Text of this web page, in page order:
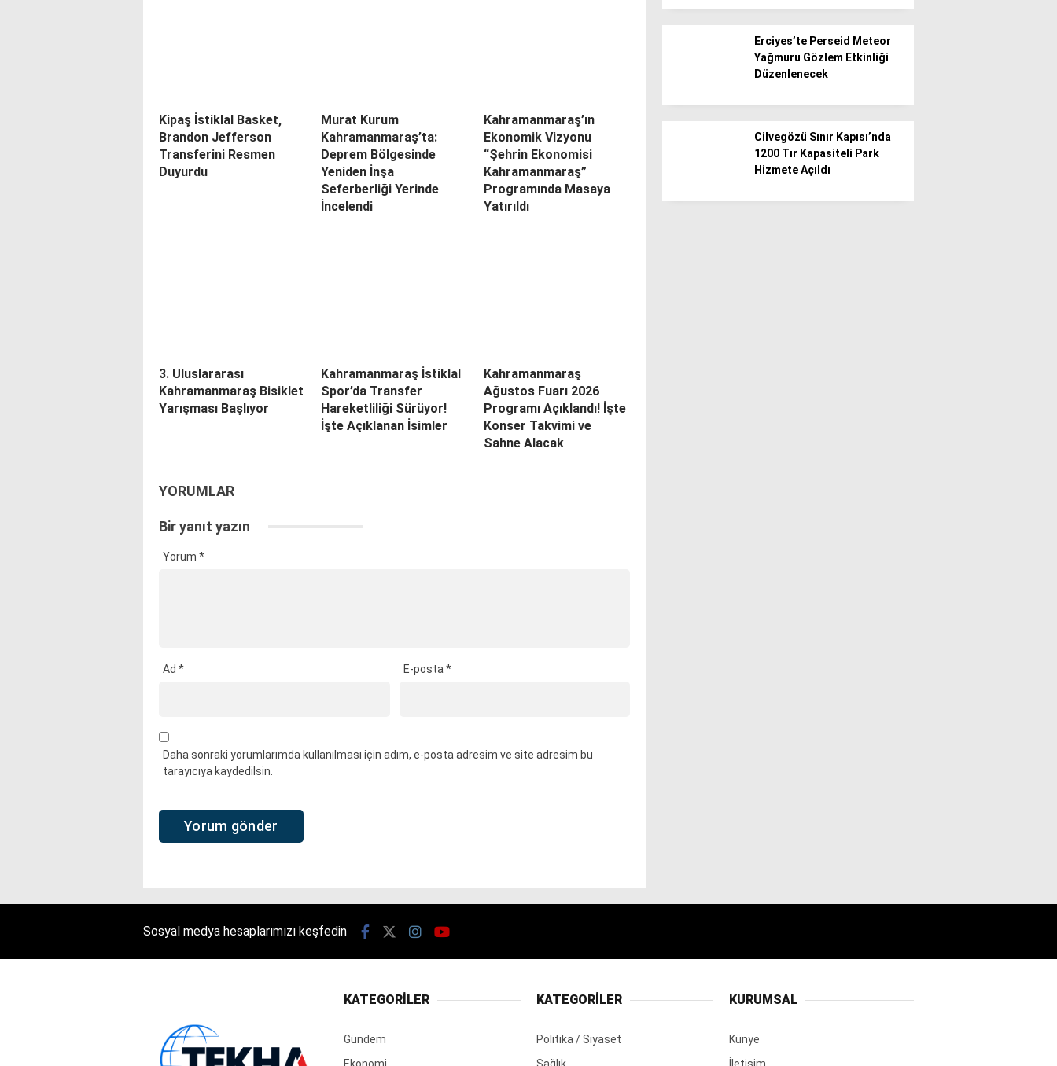
Kipaş İstiklal Basket,
Brandon Jefferson
Transferini Resmen
Duyurdu
Murat Kurum
Kahramanmaraş’ta:
Deprem Bölgesinde
Yeniden İnşa
Seferberliği Yerinde
İncelendi
Kahramanmaraş’ın
Ekonomik Vizyonu
“Şehrin Ekonomisi
Kahramanmaraş”
Programında Masaya
Yatırıldı
3. Uluslararası
Kahramanmaraş Bisiklet
Yarışması Başlıyor
Kahramanmaraş İstiklal
Spor’da Transfer
Hareketliliği Sürüyor!
İşte Açıklanan İsimler
Kahramanmaraş
Ağustos Fuarı 2026
Programı Açıklandı! İşte
Konser Takvimi ve
Sahne Alacak
YORUMLAR
Bir yanıt yazın
Yorum *
Ad * E-posta *
Daha sonraki yorumlarımda kullanılması için adım, e-posta adresim ve site adresim bu
tarayıcıya kaydedilsin.
Erciyes’te Perseid Meteor
Yağmuru Gözlem Etkinliği
Düzenlenecek
Cilvegözü Sınır Kapısı’nda
1200 Tır Kapasiteli Park
Hizmete Açıldı
Sosyal medya hesaplarımızı keşfedin
KATEGORİLER
Gündem
KATEGORİLER
Politika / Siyaset
KURUMSAL
Künye